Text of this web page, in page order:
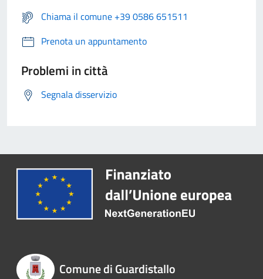
Chiama il comune +39 0586 651511
Prenota un appuntamento
Problemi in città
Segnala disservizio
Comune di Guardistallo